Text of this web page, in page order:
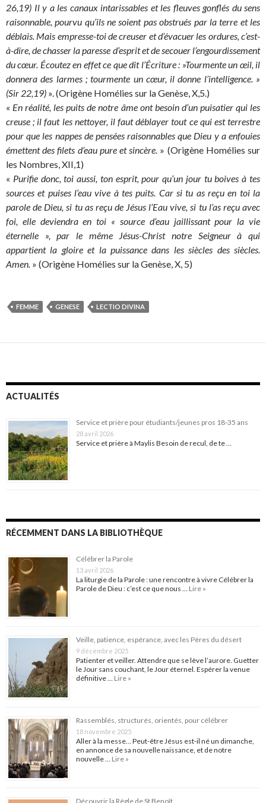
26,19) Il y a les canaux intarissables et les fleuves gonflés du sens
raisonnable, pourvu qu’ils ne soient pas obstrués par la terre et les
déblais. Mais empresse-toi de creuser et d’évacuer les ordures, c’est-
à-dire, de chasser la paresse d’esprit et de secouer l’engourdissement
du cœur. Écoutez en effet ce que dit l’Écriture : »Tourmente un œil, il
donnera des larmes ; tourmente un cœur, il donne l’intelligence. »
(Sir 22,19) ». (Origène Homélies sur la Genèse, X,5.)
« En réalité, les puits de notre âme ont besoin d’un puisatier qui les
creuse ; il faut les nettoyer, il faut déblayer tout ce qui est terrestre
pour que les nappes de pensées raisonnables que Dieu y a enfouies
émettent des filets d’eau pure et sincère. » (Origène Homélies sur
les Nombres, XII,1)
« Purifie donc, toi aussi, ton esprit, pour qu’un jour tu boives à tes
sources et puises l’eau vive à tes puits. Car si tu as reçu en toi la
parole de Dieu, si tu as reçu de Jésus l’Eau vive, si tu l’as reçu avec
foi, elle deviendra en toi « source d’eau jaillissant pour la vie
éternelle », par le même Jésus-Christ notre Seigneur à qui
appartient la gloire et la puissance dans les siècles des siècles.
Amen. » (Origène Homélies sur la Genèse, X, 5)
FEMME GENESE LECTIO DIVINA
ACTUALITÉS
Service et prière pour étudiants/jeunes pros 18-35 ans
28 avril 2026
Service et prière à Maylis Besoin de recul, de te …
RÉCEMMENT DANS LA BIBLIOTHÈQUE
Célébrer la Parole
13 avril 2026
La liturgie de la Parole : une rencontre à vivre Célébrer la
Parole de Dieu : c’est ce que nous … Lire »
Veille, patience, espérance, avec les Pères du désert
9 décembre 2025
Patienter et veiller. Attendre que se lève l’aurore. Guetter
le Jour sans couchant, le Jour éternel. Espérer la venue
définitive … Lire »
Rassemblés, structurés, orientés, pour célébrer
18 novembre 2025
Aller à la messe… Peut-être Jésus est-il né un dimanche,
en annonce de sa nouvelle naissance, et de notre
nouvelle … Lire »
Découvrir la Règle de St Benoît